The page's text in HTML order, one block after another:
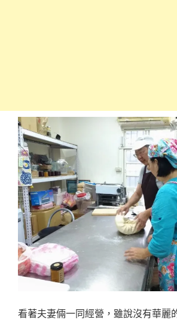
看著夫妻倆一同經營，雖說沒有華麗